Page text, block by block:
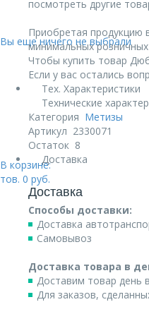
Вы еще ничего не выбрали
В корзине:
тов. 0 руб.
посмотреть другие
Приобретая продукцию
минимальных
Чтобы купить товар
Если у вас остались
Тех. Характеристики
Технические
Категория Метизы
Артикул 2330071
Остаток 8
Доставка
Доставка
Способы доставки:
Доставка
Самовывоз
Доставка товара в
Доставим товар день
Для заказов,